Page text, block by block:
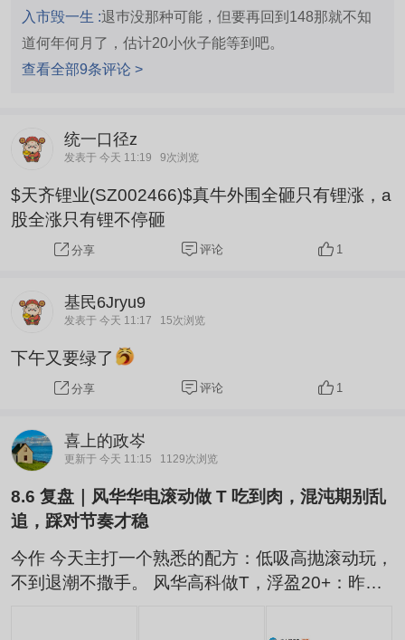
入市毁一生 :退巿没那种可能，但要再回到148那就不知
道何年何月了，估计20小伙子能等到吧。
查看全部9条评论 >
统一口径z
发表于 今天 11:19 9次浏览
$天齐锂业(SZ002466)$真牛外围全砸只有锂涨，a
股全涨只有锂不停砸
分享 评论 1
基民6Jryu9
发表于 今天 11:17 15次浏览
下午又要绿了
分享 评论 1
喜上的政岑
更新于 今天 11:15 1129次浏览
8.6 复盘｜风华华电滚动做 T 吃到肉，混沌期别乱
追，踩对节奏才稳
今作 今天主打一个熟悉的配方：低吸高抛滚动玩，
不到退潮不撒手。 风华高科做T，浮盈20+：昨天